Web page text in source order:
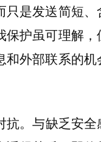
只是发送简短
保护虽可理解
和外部联系的
抗。与缺乏安